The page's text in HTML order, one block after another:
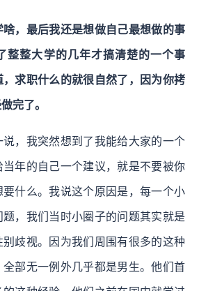
，最后我还是想做自己最想做的事
整整大学的几年才搞清楚的一个事
求职什么的就很自然了，因为你拷
完了。
，我突然想到了我能给大家的一个
年的自己一个建议，就是不要被你
什么。我说这个原因是，每一个小
题，我们当时小圈子的问题其实就是
歧视。因为我们周围有很多的这种
部无一例外几乎都是男生。他们首